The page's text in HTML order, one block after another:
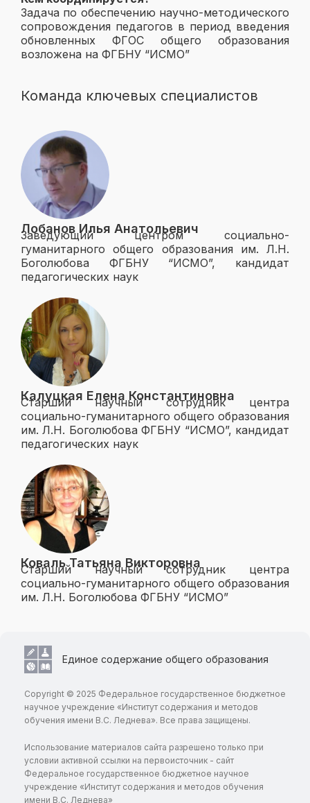
Задача по обеспечению научно-методического
сопровождения педагогов в период введения
обновленных ФГОС общего образования
возложена на ФГБНУ “ИСМО”
Команда ключевых специалистов
Лобанов Илья Анатольевич
Заведующий центром социально-
гуманитарного общего образования им. Л.Н.
Боголюбова ФГБНУ “ИСМО”, кандидат
педагогических наук
Калуцкая Елена Константиновна
Старший научный сотрудник центра
социально-гуманитарного общего образования
им. Л.Н. Боголюбова ФГБНУ “ИСМО”, кандидат
педагогических наук
Коваль Татьяна Викторовна
Старший научный сотрудник центра
социально-гуманитарного общего образования
им. Л.Н. Боголюбова ФГБНУ “ИСМО”
Единое содержание общего образования
Copyright © 2025 Федеральное государственное бюджетное
научное учреждение «Институт содержания и методов
обучения имени В.С. Леднева». Все права защищены.
Использование материалов сайта разрешено только при
условии активной ссылки на первоисточник - сайт
Федеральное государственное бюджетное научное
учреждение «Институт содержания и методов обучения
имени В.С. Леднева»